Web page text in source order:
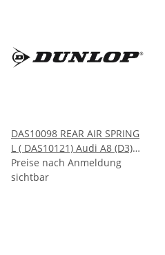
DAS10098 REAR AIR SPRING
L ( DAS10121) Audi A8 (D3)
2002-2010
Preise nach Anmeldung
sichtbar